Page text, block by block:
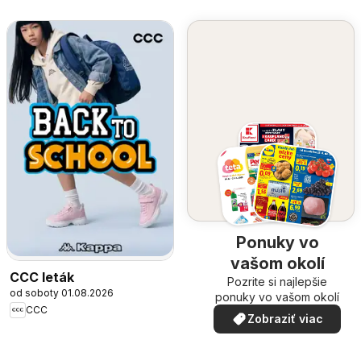
CCC leták
od soboty 01.08.2026
CCC
Ponuky vo
vašom okolí
Pozrite si najlepšie
ponuky vo vašom okolí
Zobraziť viac